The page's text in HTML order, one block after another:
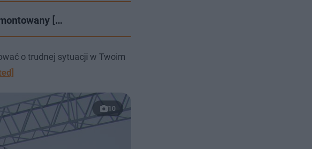
[…
o trudnej sytuacji w Twoim
10